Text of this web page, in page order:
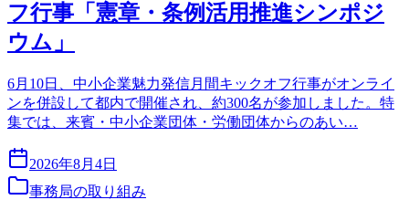
フ行事「憲章・条例活用推進シンポジ
ウム」
6月10日、中小企業魅力発信月間キックオフ行事がオンライ
ンを併設して都内で開催され、約300名が参加しました。特
集では、来賓・中小企業団体・労働団体からのあい…
2026年8月4日
事務局の取り組み